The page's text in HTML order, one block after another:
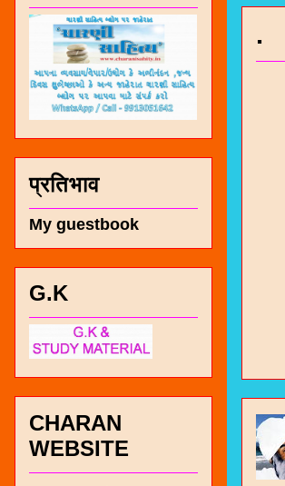
.
प्रतिभाव
My guestbook
G.K
CHARAN
WEBSITE